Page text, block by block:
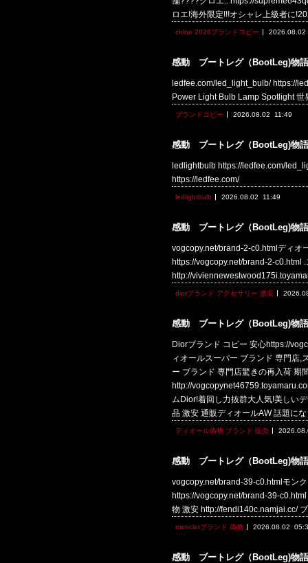
ロエ!海外限定!!!オシャレ上級者に
chloe 2026ブランドコピー 2026.08.02
感動 ブートレグ（BootLeg)物語
ledfee.com/led_light_bulb/ https://
Power Light Bulb Lamp Spotlight
ブランドコピー 2026.08.02 11:49
感動 ブートレグ（BootLeg)物語
ledlightbulb https://ledfee.com/
https://ledfee.com/
ledlightbulb 2026.08.02 11:49
感動 ブートレグ（BootLeg)物語
vogcopy.net/brand-2-c0.htmlディオ
https://vogcopy.net/brand-2-c0.html
http://
diorブランド アクセサリー 激安
感動 ブートレグ（BootLeg)物語
Diorブランド コピー 安心https://
ィオールスーパー ブランド 専門店,
ー ブランド 専門店驚きの再入荷 期
http://
ムDior!着回し力抜群大人気!美しい
品 激安 通販ディオールAW 話題に
ディオール偽物 ブランド 販売
感動 ブートレグ（BootLeg)物語
vogcopy.net/brand-39-c0.htmlモン
https://vogcopy.net/brand-39-
物 激安 http://fendi140c.namjai.cc/
monclerブランド 偽物 2026.08.02
感動 ブートレグ（BootLeg)物語